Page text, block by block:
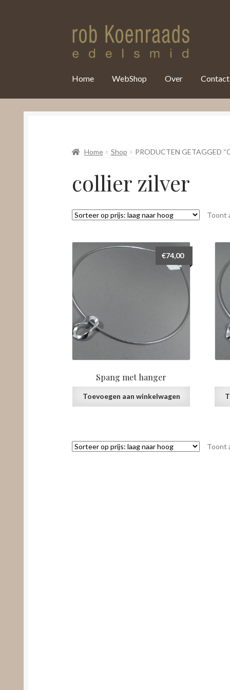
Home WebShop Over Contact
Home Shop PRODUCTEN GETAGGED
collier zilver
Toont
Spang met hanger
€74,00
Toevoegen aan winkelwagen
Toont